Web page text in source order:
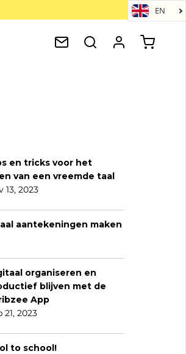
en tricks voor het
van een vreemde taal
13, 2023
aantekeningen maken
organiseren en
blijven met de
App
21, 2023
to school!
EN